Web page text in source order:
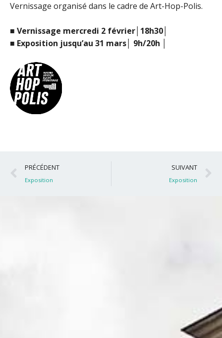
Vernissage organisé dans le cadre de Art-Hop-Polis.
■ Vernissage mercredi 2 février│18h30│
■ Exposition jusqu’au 31 mars│ 9h/20h │
Précédent
PRÉCÉDENT
Exposition
SUIVANT
Exposition